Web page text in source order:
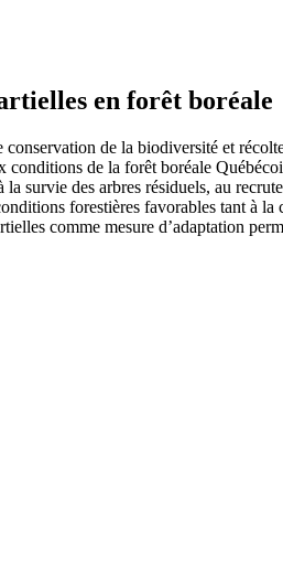
en forêt boréale
de la biodiversité et
de la forêt boréale
survie des arbres résiduels, au
forestières favorables tant à
comme mesure d’adaptation